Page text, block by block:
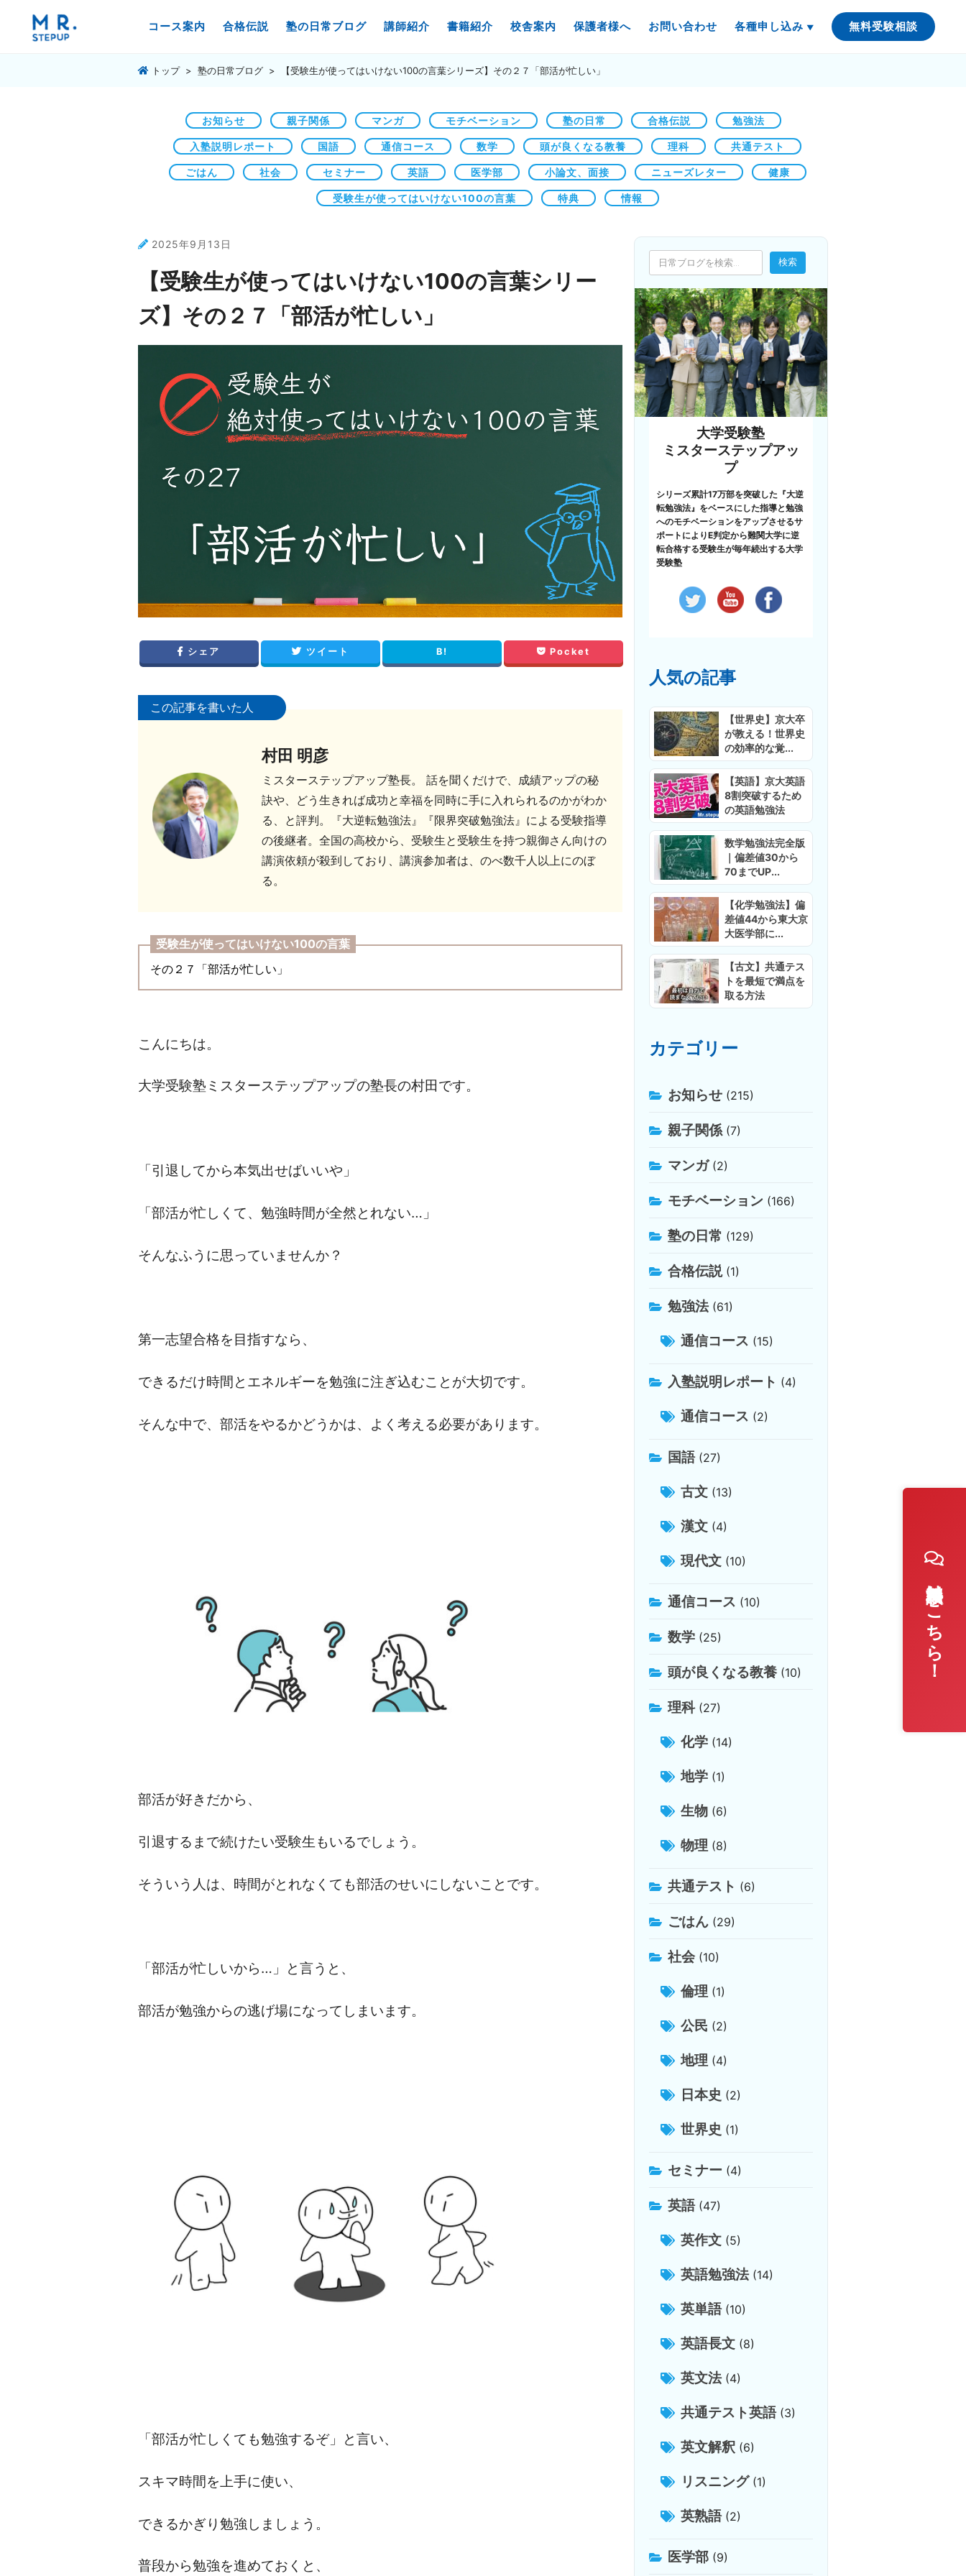
コース案内 合格伝説 塾の日常ブログ 講師紹介 書籍紹介 校舎案内 保護者様へ お問い合わせ 各種申し込み 無料受験相談
トップ 塾の日常ブログ 【受験生が使ってはいけない100の言葉シリーズ】その２７「部活が忙しい」
お知らせ 親子関係 マンガ モチベーション 塾の日常 合格伝説 勉強法
入塾説明レポート 国語 通信コース 数学 頭が良くなる教養 理科 共通テスト
ごはん 社会 セミナー 英語 医学部 小論文、面接 ニューズレター 健康
受験生が使ってはいけない100の言葉 特典 情報
2025年9月13日
【受験生が使ってはいけない100の言葉シリー
ズ】その２７「部活が忙しい」
シェア ツイート B! Pocket
この記事を書いた人
村田 明彦
ミスターステップアップ塾長。 話を聞くだけで、成績アップの秘
訣や、どう生きれば成功と幸福を同時に手に入れられるのかがわか
る、と評判。『大逆転勉強法』『限界突破勉強法』による受験指導
の後継者。全国の高校から、受験生と受験生を持つ親御さん向けの
講演依頼が殺到しており、講演参加者は、のべ数千人以上にのぼ
る。
受験生が使ってはいけない100の言葉
その２７「部活が忙しい」
こんにちは。
大学受験塾ミスターステップアップの塾長の村田です。
「引退してから本気出せばいいや」
「部活が忙しくて、勉強時間が全然とれない…」
そんなふうに思っていませんか？
第一志望合格を目指すなら、
できるだけ時間とエネルギーを勉強に注ぎ込むことが大切です。
そんな中で、部活をやるかどうかは、よく考える必要があります。
部活が好きだから、
引退するまで続けたい受験生もいるでしょう。
そういう人は、時間がとれなくても部活のせいにしないことです。
「部活が忙しいから…」と言うと、
部活が勉強からの逃げ場になってしまいます。
「部活が忙しくても勉強するぞ」と言い、
スキマ時間を上手に使い、
できるかぎり勉強しましょう。
普段から勉強を進めておくと、
検索
検索
大学受験塾
ミスターステップアッ
プ
シリーズ累計17万部を突破した『大逆
転勉強法』をベースにした指導と勉強
へのモチベーションをアップさせるサ
ポートによりE判定から難関大学に逆
転合格する受験生が毎年続出する大学
受験塾
人気の記事
【世界史】京大卒
が教える！世界史
の効率的な覚...
【英語】京大英語
8割突破するため
の英語勉強法
数学勉強法完全版
｜偏差値30から
70までUP...
【化学勉強法】偏
差値44から東大京
大医学部に...
【古文】共通テス
トを最短で満点を
取る方法
カテゴリー
お知らせ(215)
親子関係(7)
マンガ(2)
モチベーション (166)
塾の日常 (129)
合格伝説(1)
勉強法(61)
通信コース (15)
入塾説明レポート (4)
通信コース (2)
国語(27)
古文(13)
漢文(4)
現代文(10)
通信コース (10)
数学(25)
頭が良くなる教養(10)
理科(27)
化学(14)
地学(1)
生物(6)
物理 (8)
共通テスト (6)
ごはん(29)
社会(10)
倫理 (1)
公民 (2)
地理 (4)
日本史 (2)
世界史 (1)
セミナー (4)
英語(47)
英作文(5)
英語勉強法(14)
英単語(10)
英語長文(8)
英文法(4)
共通テスト英語(3)
英文解釈(6)
リスニング(1)
英熟語(2)
医学部(9)
無料相談はこちら！